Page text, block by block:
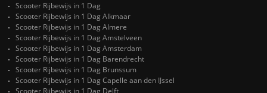
Scooter Rijbewijs in 1 Dag
Scooter Rijbewijs in 1 Dag Alkmaar
Scooter Rijbewijs in 1 Dag Almere
Scooter Rijbewijs in 1 Dag Amstelveen
Scooter Rijbewijs in 1 Dag Amsterdam
Scooter Rijbewijs in 1 Dag Barendrecht
Scooter Rijbewijs in 1 Dag Brunssum
Scooter Rijbewijs in 1 Dag Capelle aan den IJssel